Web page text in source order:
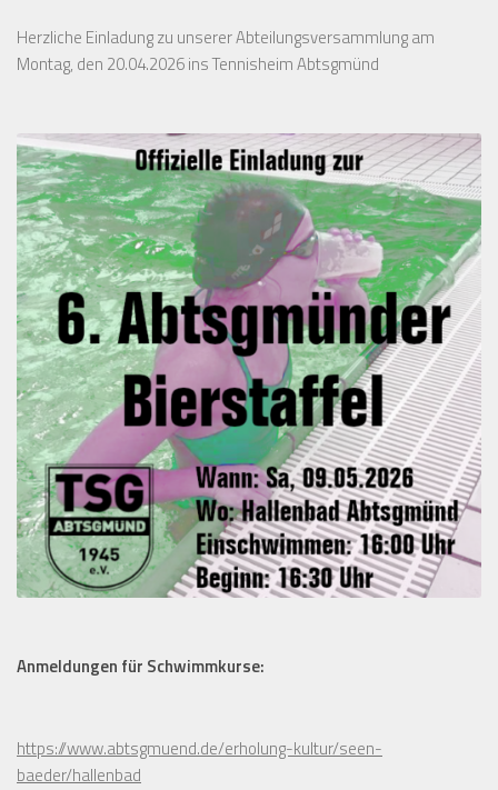
Herzliche Einladung zu unserer Abteilungsversammlung am
Montag, den 20.04.2026 ins Tennisheim Abtsgmünd
Anmeldungen für Schwimmkurse:
https://www.abtsgmuend.de/erholung-kultur/seen-
baeder/hallenbad